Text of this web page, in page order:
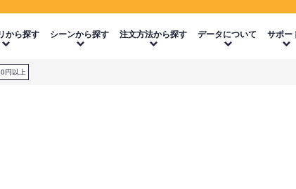
から探す シーンから探す 注文方法から探す データについて サポー
円以上